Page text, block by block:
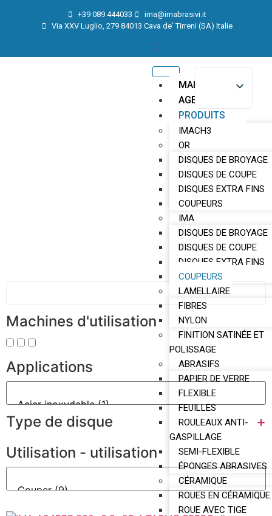
+39 089 444033
ima@imabrasivi.it
Via XXV Luglio, 279 84013 Cava de' Tirreni (SA) Italie
MAISON
AGENCE
PRODUITS
IMACH3
OR
DISQUES DE BROYAGE
DISQUES DE COUPE
DISQUES EXTRA FINS
COUPEURS
IMA
DISQUES DE BROYAGE
DISQUES DE COUPE
DISQUES EXTRA FINS
COUPEURS
LAMELLAIRE
FIBRES
NYLON
FINITION SATINÉE ET
POLISSAGE
ABRASIFS
PAPIER DE VERRE
FLEXIBLE
FEUILLES
ROULEAUX ANTI-
GASPILLAGE
SEMI-FLEXIBLE
ÉPONGES ABRASIVES
CÉRAMIQUE
ROUES EN CÉRAMIQUE
ROUE AVEC TIGE
Machines d'utilisation
Applications
Type de disque
+
Utilisation - utilisation